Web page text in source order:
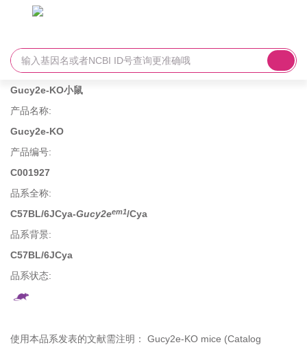
Gucy2e-KO小鼠
产品名称:
Gucy2e-KO
产品编号:
C001927
品系全称:
C57BL/6JCya-Gucy2eem1/Cya
品系背景:
C57BL/6JCya
品系状态:
使用本品系发表的文献需注明： Gucy2e-KO mice (Catalog